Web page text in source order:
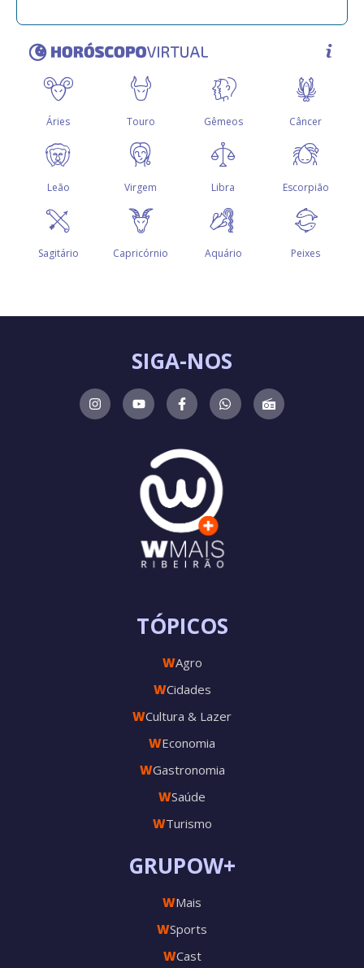
GRUPOW+
WMais
WSports
WCast
TÓPICOS
WAgro
WCidades
WCultura & Lazer
WEconomia
WGastronomia
WSaúde
WTurismo
SIGA-NOS